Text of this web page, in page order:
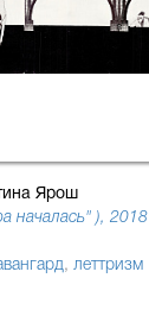
Ярош
началась" ), 2018
, леттризм